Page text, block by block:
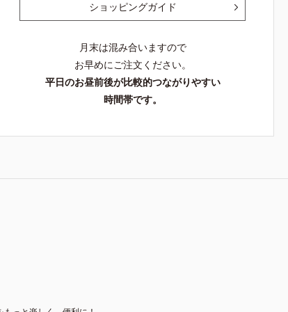
ショッピングガイド
月末は混み合いますので
お早めにご注文ください。
平日のお昼前後が比較的つながりやすい
時間帯です。